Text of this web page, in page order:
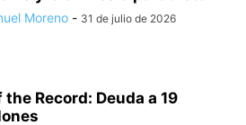
Moreno - 31 de julio de 2026
the Record: Deuda a 19